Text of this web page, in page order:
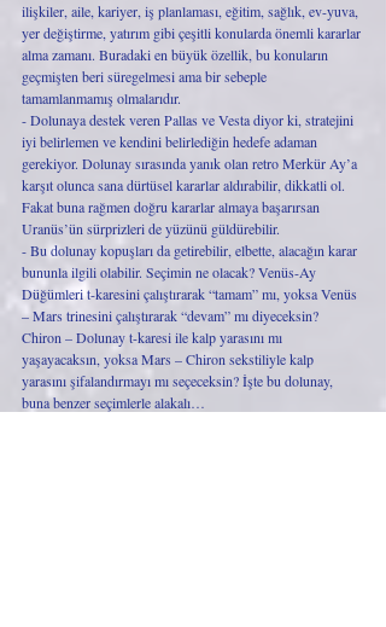
ilişkiler, aile, kariyer, iş planlaması, eğitim, sağlık, ev-yuva,
yer değiştirme, yatırım gibi çeşitli konularda önemli kararlar
alma zamanı. Buradaki en büyük özellik, bu konuların
geçmişten beri süregelmesi ama bir sebeple
tamamlanmamış olmalarıdır.
- Dolunaya destek veren Pallas ve Vesta diyor ki, stratejini
iyi belirlemen ve kendini belirlediğin hedefe adaman
gerekiyor. Dolunay sırasında yanık olan retro Merkür Ay’a
karşıt olunca sana dürtüsel kararlar aldırabilir, dikkatli ol.
Fakat buna rağmen doğru kararlar almaya başarırsan
Uranüs’ün sürprizleri de yüzünü güldürebilir.
- Bu dolunay kopuşları da getirebilir, elbette, alacağın karar
bununla ilgili olabilir. Seçimin ne olacak? Venüs-Ay
Düğümleri t-karesini çalıştırarak “tamam” mı, yoksa Venüs
– Mars trinesini çalıştırarak “devam” mı diyeceksin?
Chiron – Dolunay t-karesi ile kalp yarasını mı
yaşayacaksın, yoksa Mars – Chiron sekstiliyle kalp
yarasını şifalandırmayı mı seçeceksin? İşte bu dolunay,
buna benzer seçimlerle alakalı…